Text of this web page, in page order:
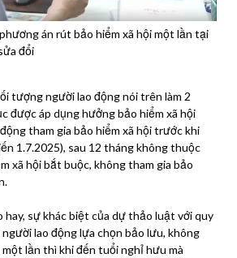
án rút bảo hiểm xã hộimột lần tại
đổi
tượng người lao động nói trên làm 2
được áp dụng hưởngbảo hiểm xã hội
tham gia bảo hiểm xã hộitrước khi
1.7.2025), sau 12 tháng không thuộc
xã hộibắt buộc, không tham gia bảo
hay, sự khác biệt của dự thảo luật với quy
lao động lựa chọn bảo lưu, không
một lần thì khi đến tuổi nghỉ hưu mà